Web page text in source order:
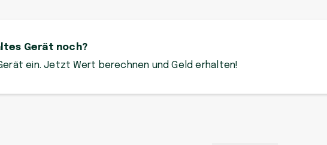
Gerät noch?
ein. Jetzt Wert berechnen und Geld erhalten!